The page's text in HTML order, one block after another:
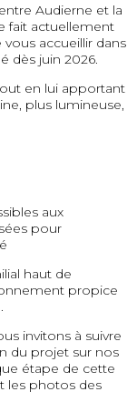
Audierne et la
fait actuellement
accueillir dans
dès juin 2026.
en lui apportant
plus lumineuse,
aux
pour
haut de
propice
invitons à suivre
du projet sur nos
étape de cette
les photos des